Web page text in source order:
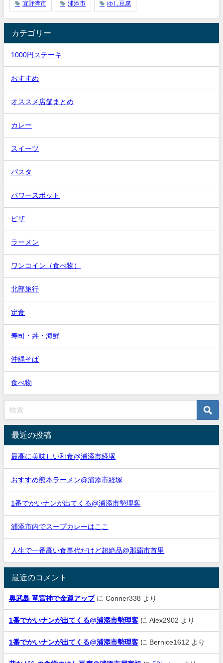
宜野湾市 浦添市 ゆし豆腐
カテゴリー
1000円ステーキ
おすすめ
オススメ店舗まとめ
カレー
スイーツ
パスタ
パワースポット
ピザ
ラーメン
ワンコイン（食べ物）
北部旅行
定食
寿司・丼・海鮮
沖縄そば
食べ物
最近の投稿
最高に美味しい和食@浦添市経塚
おすすめ熊本ラーメン@浦添市経塚
1番でかいナンが出てくる@浦添市勢理客
浦添市内でスープカレーはここ
人生で一番高い食事代だけど超絶品@那覇市首里
最近のコメント
奥武島 竜宮神で金運アップに Conner338 より
1番でかいナンが出てくる@浦添市勢理客 に Alex2902 より
1番でかいナンが出てくる@浦添市勢理客 に Bernice1612 より